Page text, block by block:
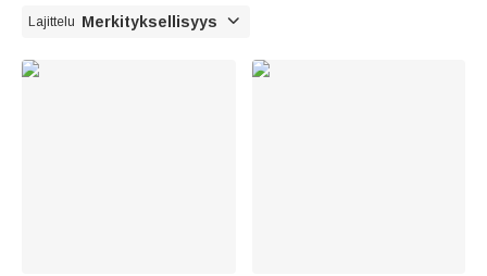
Lajittelu Merkityksellisyys 